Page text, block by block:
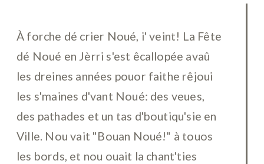
À forche dé crier Noué, i' veint! La Fête
dé Noué en Jèrri s'est êcallopée avaû
les dreines années pouor faithe rêjoui
les s'maines d'vant Noué: des veues,
des pathades et un tas d'boutiqu'sie en
Ville. Nou vait "Bouan Noué!" à touos
les bords, et nou ouait la chant'ties